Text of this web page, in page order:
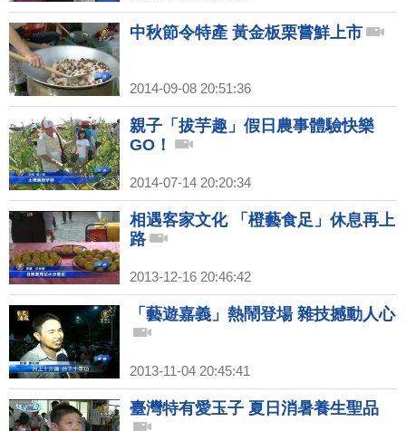
中秋節令特產 黃金板栗嘗鮮上市
2014-09-08 20:51:36
親子「拔芋趣」假日農事體驗快樂
GO！
2014-07-14 20:20:34
相遇客家文化 「橙藝食足」休息再上
路
2013-12-16 20:46:42
「藝遊嘉義」熱鬧登場 雜技撼動人心
2013-11-04 20:45:41
臺灣特有愛玉子 夏日消暑養生聖品